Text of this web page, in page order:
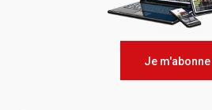
Je m'abonne